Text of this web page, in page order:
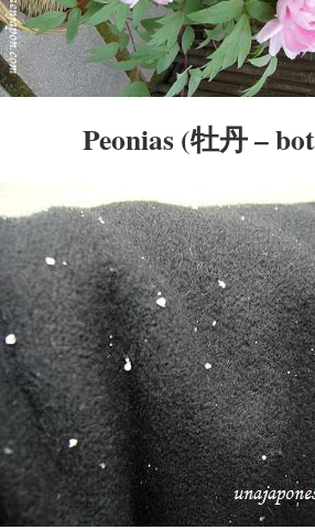
Peonias (牡丹 –